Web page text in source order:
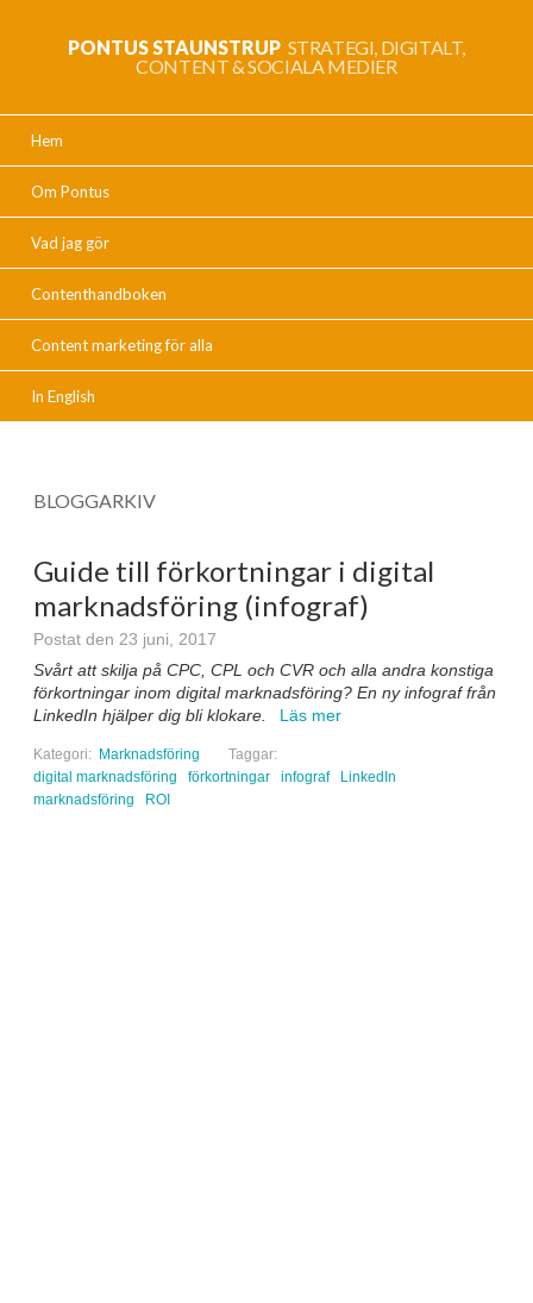
PONTUS STAUNSTRUP STRATEGI, DIGITALT,
CONTENT & SOCIALA MEDIER
Hem
Om Pontus
Vad jag gör
Contenthandboken
Content marketing för alla
In English
BLOGGARKIV
Guide till förkortningar i digital
marknadsföring (infograf)
Postat den 23 juni, 2017
Svårt att skilja på CPC, CPL och CVR och alla andra konstiga
förkortningar inom digital marknadsföring? En ny infograf från
LinkedIn hjälper dig bli klokare.
Läs mer
Kategori: Marknadsföring
Taggar:
digital marknadsföring
förkortningar infograf
LinkedIn
marknadsföring
ROI